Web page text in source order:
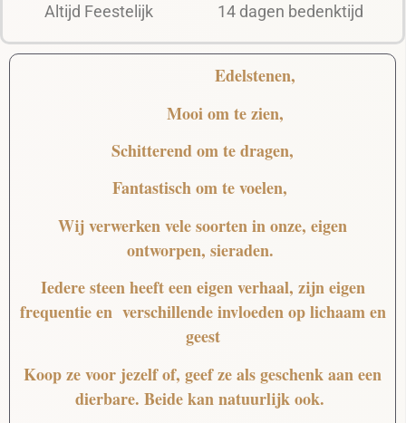
Altijd Feestelijk 14 dagen bedenktijd
Edelstenen,
Mooiom te zien,
Schitterendom te dragen,
Fantastischom te voelen,
Wij verwerken vele soorten in onze, eigen
ontworpen, sieraden.
Iedere steen heeft een eigen verhaal, zijn eigen
frequentie en verschillende invloeden op lichaam en
geest
Koop ze voor jezelf of, geef ze als geschenk aan een
dierbare. Beide kan natuurlijk ook.